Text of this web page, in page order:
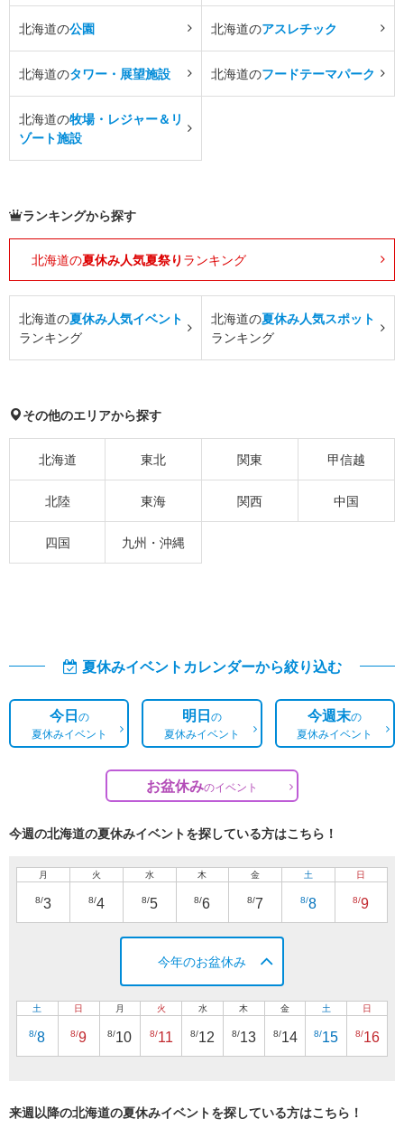
北海道の公園 北海道のアスレチック
北海道のタワー・展望施設 北海道のフードテーマパーク
北海道の牧場・レジャー＆リ
ゾート施設
ランキングから探す
北海道の夏休み人気夏祭り ランキング
北海道の夏休み人気イベント
ランキング
北海道の夏休み人気スポット
ランキング
その他のエリアから探す
北海道 東北 関東 甲信越
北陸 東海 関西 中国
四国 九州・沖縄
夏休みイベントカレンダーから絞り込む
今日の
夏休みイベント
明日の
夏休みイベント
今週末の
夏休みイベント
お盆休みのイベント
今週の北海道の夏休みイベントを探している方はこちら！
月
8/3
火
8/4
水
8/5
木
8/6
金
8/7
土
8/8
日
8/9
今年のお盆休み
土
8/8
日
8/9
月
8/10
火
8/11
水
8/12
木
8/13
金
8/14
土
8/15
日
8/16
来週以降の北海道の夏休みイベントを探している方はこちら！